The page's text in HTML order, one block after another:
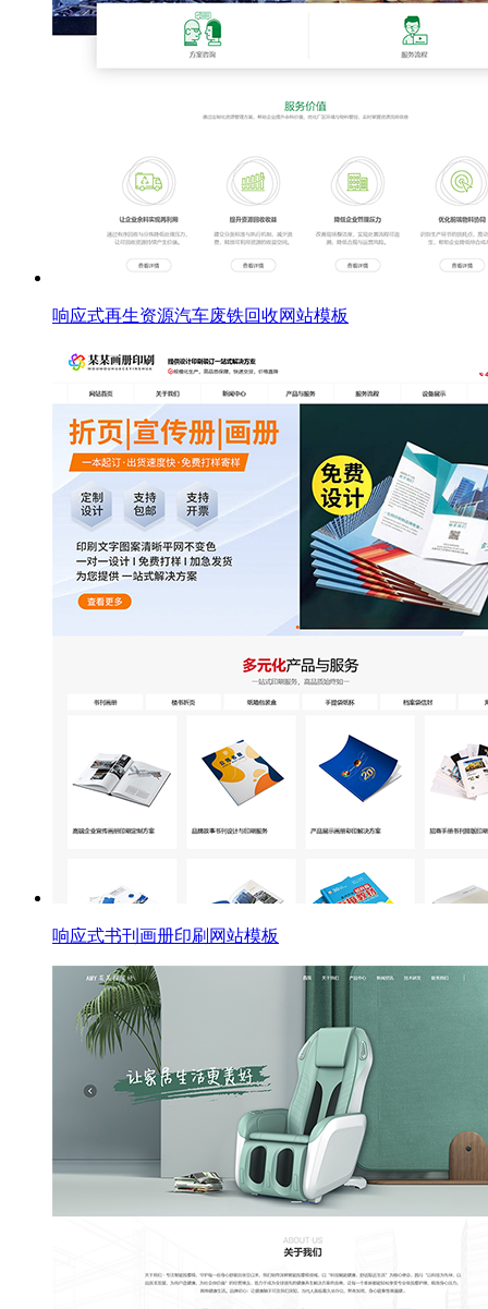
响应式再生资源汽车废铁回收网站模板
响应式书刊画册印刷网站模板